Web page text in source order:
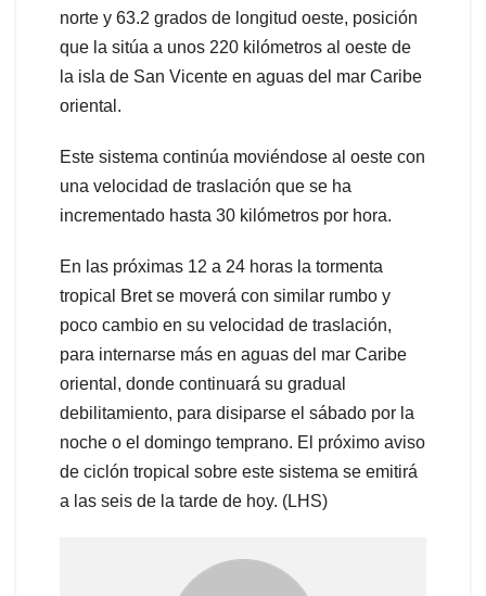
norte y 63.2 grados de longitud oeste, posición
que la sitúa a unos 220 kilómetros al oeste de
la isla de San Vicente en aguas del mar Caribe
oriental.
Este sistema continúa moviéndose al oeste con
una velocidad de traslación que se ha
incrementado hasta 30 kilómetros por hora.
En las próximas 12 a 24 horas la tormenta
tropical Bret se moverá con similar rumbo y
poco cambio en su velocidad de traslación,
para internarse más en aguas del mar Caribe
oriental, donde continuará su gradual
debilitamiento, para disiparse el sábado por la
noche o el domingo temprano. El próximo aviso
de ciclón tropical sobre este sistema se emitirá
a las seis de la tarde de hoy. (LHS)